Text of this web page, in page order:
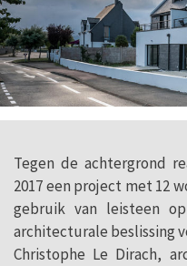
Tegen de achtergrond
2017 een project met 12
gebruik van leisteen
architecturale beslissing
Christophe Le Dirach,